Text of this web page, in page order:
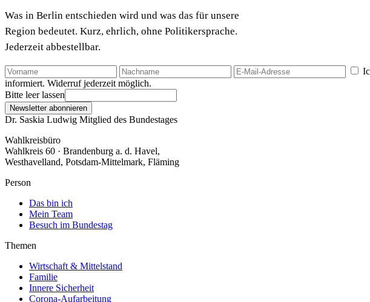
Was in Berlin entschieden wird und was das für unsere
Region bedeutet. Kurz, ehrlich, ohne Politikersprache.
Jederzeit abbestellbar.
informiert. Widerruf jederzeit möglich.
Bitte leer lassen
Newsletter abonnieren
Dr. Saskia Ludwig Mitglied des Bundestages
Wahlkreisbüro
Wahlkreis 60 · Brandenburg a. d. Havel,
Westhavelland, Potsdam-Mittelmark, Fläming
Person
Das bin ich
Mein Team
Besuch im Bundestag
Themen
Wirtschaft & Mittelstand
Familie
Innere Sicherheit
Corona-Aufarbeitung